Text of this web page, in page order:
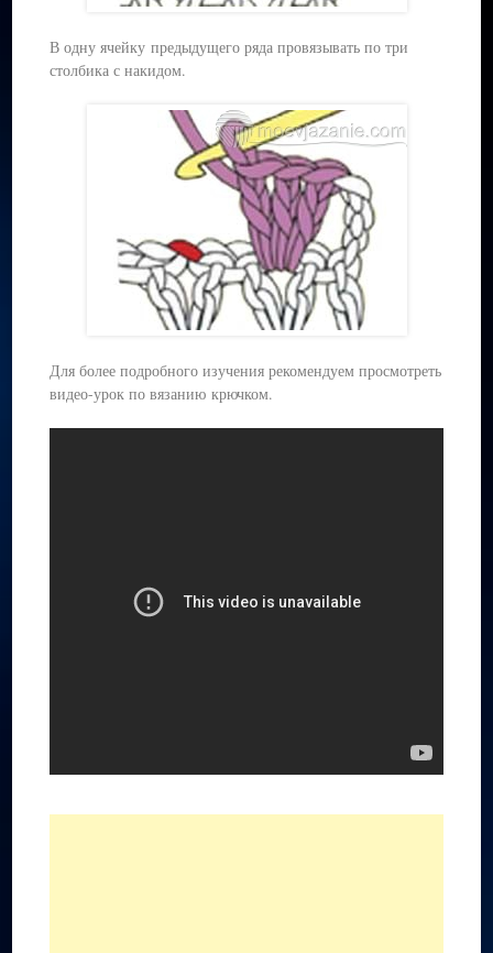
В одну ячейку предыдущего ряда провязывать по три
столбика с накидом.
Для более подробного изучения рекомендуем просмотреть
видео-урок по вязанию крючком.